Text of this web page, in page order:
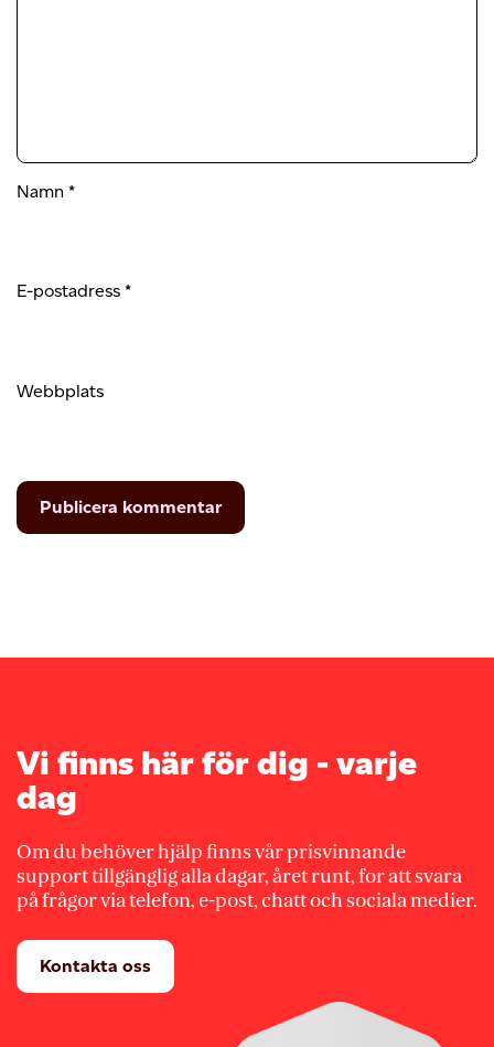
Namn *
E-postadress *
Webbplats
Vi finns här för dig - varje
dag
Om du behöver hjälp finns vår prisvinnande
support tillgänglig alla dagar, året runt, for att svara
på frågor via telefon, e-post, chatt och sociala medier.
Kontakta oss